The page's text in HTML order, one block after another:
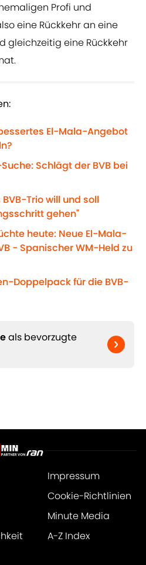
Profi und
eine Rückkehr an eine
gleichzeitig eine Rückkehr
El-Mala-Angebot
Schlägt der BVB bei
Trio will und soll
gehen"
heute: Neue El-Mala-
- Spanischer WM-Held zu
Doppelpack für die BVB-
als bevorzugte
Impressum
Cookie-Richtlinien
Minute Media
A-Z Index